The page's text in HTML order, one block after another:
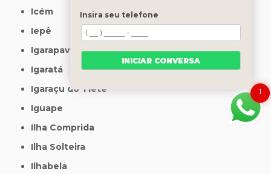
Icém
Iepê
Igarapava
Igaratá
Igaraçu do Tietê
Iguape
Ilha Comprida
Ilha Solteira
Ilhabela
1
Insira seu telefone
INICIAR CONVERSA